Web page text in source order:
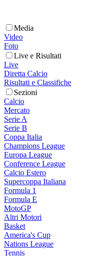
Media
Video
Foto
Live e Risultati
Live
Diretta Calcio
Risultati e Classifiche
Sezioni
Calcio
Mercato
Serie A
Serie B
Coppa Italia
Champions League
Europa League
Conference League
Calcio Estero
Supercoppa Italiana
Formula 1
Formula E
MotoGP
Altri Motori
Basket
America's Cup
Nations League
Tennis